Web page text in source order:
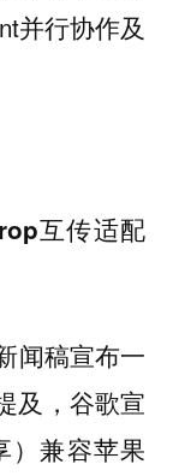
并行协作及
互传适配
闻稿宣布一
及，谷歌宣
）兼容苹果